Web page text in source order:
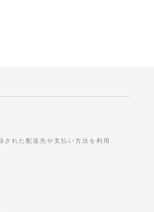
れた配送先や支払い方法を利用